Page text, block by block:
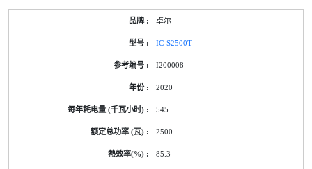
卓尔
IC-S2500T
I200008
2020
545
2500
85.3